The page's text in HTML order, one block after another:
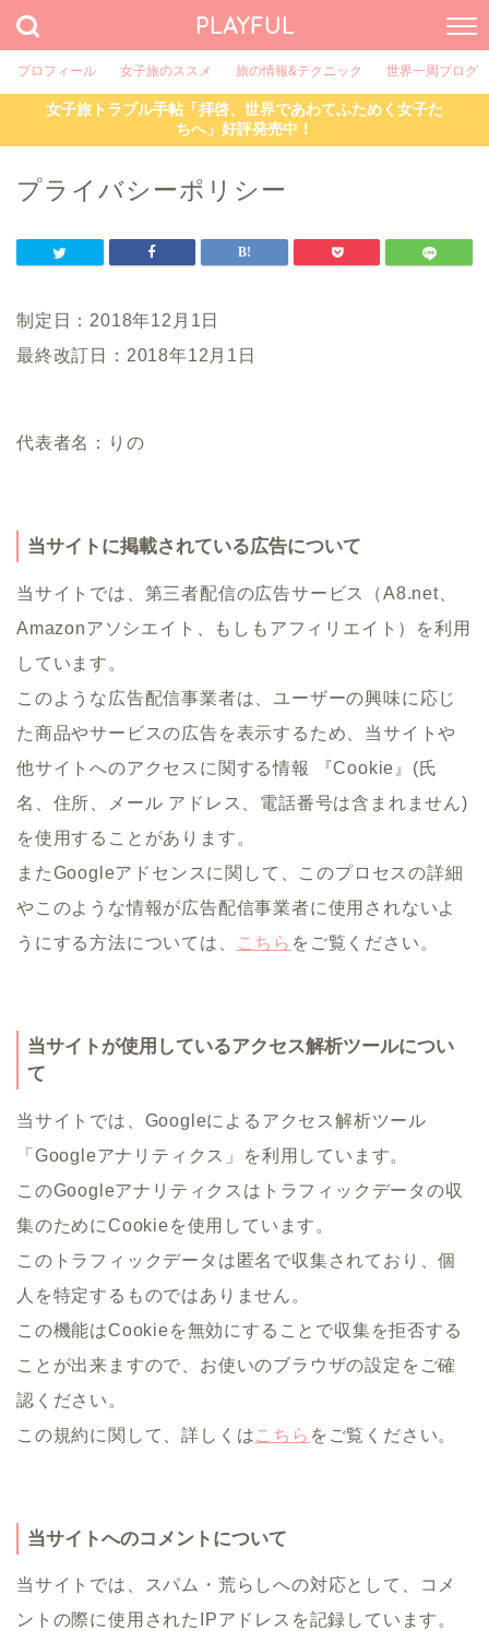
PLAYFUL
プロフィール 女子旅のススメ 旅の情報&テクニック 世界一周ブログ
女子旅トラブル手帖「拝啓、世界であわてふためく女子た
ちへ」好評発売中！
プライバシーポリシー
制定日：2018年12月1日
最終改訂日：2018年12月1日
代表者名：りの
当サイトに掲載されている広告について
当サイトでは、第三者配信の広告サービス（A8.net、
Amazonアソシエイト、もしもアフィリエイト）を利用
しています。
このような広告配信事業者は、ユーザーの興味に応じ
た商品やサービスの広告を表示するため、当サイトや
他サイトへのアクセスに関する情報 『Cookie』(氏
名、住所、メール アドレス、電話番号は含まれません)
を使用することがあります。
またGoogleアドセンスに関して、このプロセスの詳細
やこのような情報が広告配信事業者に使用されないよ
うにする方法については、
こちら をご覧ください。
当サイトが使用しているアクセス解析ツールについ
て
当サイトでは、Googleによるアクセス解析ツール
「Googleアナリティクス」を利用しています。
このGoogleアナリティクスはトラフィックデータの収
集のためにCookieを使用しています。
このトラフィックデータは匿名で収集されており、個
人を特定するものではありません。
この機能はCookieを無効にすることで収集を拒否する
ことが出来ますので、お使いのブラウザの設定をご確
認ください。
この規約に関して、詳しくはこちら をご覧ください。
当サイトへのコメントについて
当サイトでは、スパム・荒らしへの対応として、コメ
ントの際に使用されたIPアドレスを記録しています。